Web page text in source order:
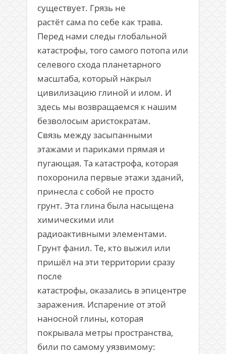
существует. Грязь не
растёт сама по себе как трава.
Перед нами следы глобальной
катастрофы, того самого потопа или
селевого схода планетарного
масштаба, который накрыл
цивилизацию глиной и илом. И
здесь мы возвращаемся к нашим
безволосым аристократам.
Связь между засыпанными
этажами и париками прямая и
пугающая. Та катастрофа, которая
похоронила первые этажи зданий,
принесла с собой не просто
грунт. Эта глина была насыщена
химическими или
радиоактивными элементами.
Грунт фанил. Те, кто выжил или
пришёл на эти территории сразу
после
катастрофы, оказались в эпицентре
заражения. Испарение от этой
наносной глины, которая
покрывала метры пространства,
били по самому уязвимому: